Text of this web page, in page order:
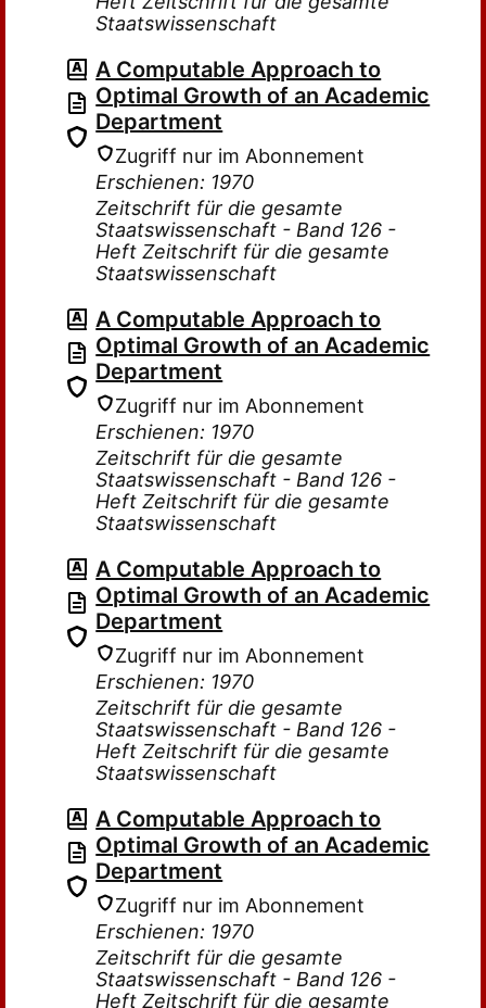
Staatswissenschaft
A Computable Approach to
Optimal Growth of an Academic
Department
Zugriff nur im Abonnement
Erschienen: 1970
Zeitschrift für die gesamte
Staatswissenschaft - Band 126 -
Heft Zeitschrift für die gesamte
Staatswissenschaft
A Computable Approach to
Optimal Growth of an Academic
Department
Zugriff nur im Abonnement
Erschienen: 1970
Zeitschrift für die gesamte
Staatswissenschaft - Band 126 -
Heft Zeitschrift für die gesamte
Staatswissenschaft
A Computable Approach to
Optimal Growth of an Academic
Department
Zugriff nur im Abonnement
Erschienen: 1970
Zeitschrift für die gesamte
Staatswissenschaft - Band 126 -
Heft Zeitschrift für die gesamte
Staatswissenschaft
A Computable Approach to
Optimal Growth of an Academic
Department
Zugriff nur im Abonnement
Erschienen: 1970
Zeitschrift für die gesamte
Staatswissenschaft - Band 126 -
Heft Zeitschrift für die gesamte